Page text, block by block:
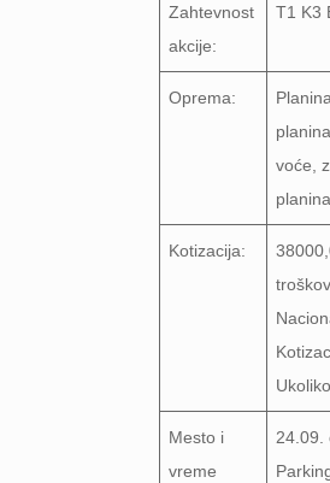
Zahtevnost
akcije:
T1 K3
Oprema:
voće,
Kotizacija:
Mesto i
vreme
24.09.